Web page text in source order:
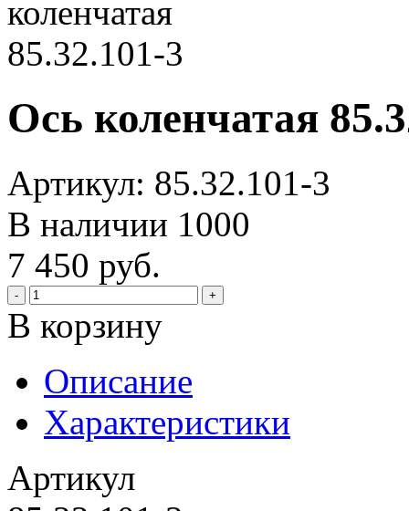
Ось коленчатая
Артикул: 85.32.101-3
В наличии 1000
7 450 руб.
- +
В корзину
Описание
Характеристики
Артикул